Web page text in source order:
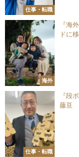
仕事・転職
海外
『海
ドに
仕事・転職
『段
藤亘